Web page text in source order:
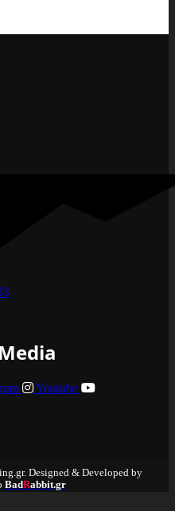
Youtube
Designed & Developed by
BadRabbit.gr